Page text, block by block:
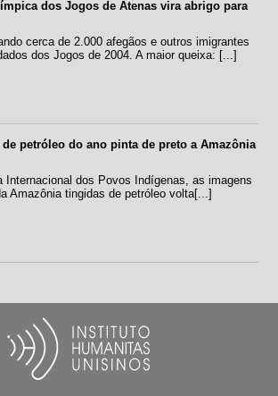
dos Jogos de Atenas vira abrigo para
cerca de 2.000 afegãos e outros imigrantes
dos Jogos de 2004. A maior queixa: [...]
petróleo do ano pinta de preto a Amazônia
Internacional dos Povos Indígenas, as imagens
Amazônia tingidas de petróleo volta[...]